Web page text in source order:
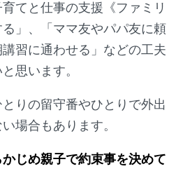
てと仕事の支援《ファミリ
」、「ママ友やパパ友に頼
習に通わせる」などの工夫
思います。
りの留守番やひとりで外出
場合もあります。
じめ親子で約束事を決めて